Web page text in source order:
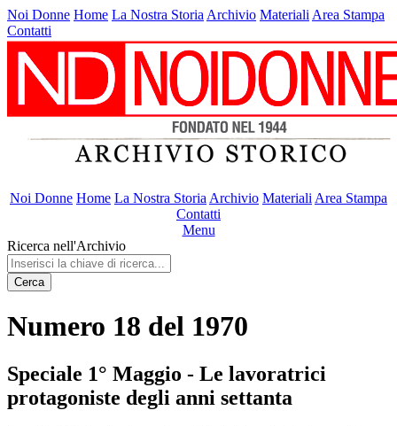
Noi Donne Home La Nostra Storia Archivio Materiali Area Stampa
Contatti
Noi Donne Home La Nostra Storia Archivio Materiali Area Stampa
Contatti
Menu
Ricerca nell'Archivio
Cerca
Numero 18 del 1970
Speciale 1° Maggio - Le lavoratrici
protagoniste degli anni settanta